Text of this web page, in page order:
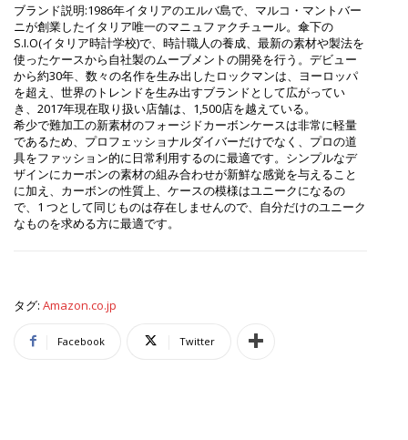
ブランド説明:1986年イタリアのエルバ島で、マルコ・マントバー
ニが創業したイタリア唯一のマニュファクチュール。傘下の
S.I.O(イタリア時計学校)で、時計職人の養成、最新の素材や製法を
使ったケースから自社製のムーブメントの開発を行う。デビュー
から約30年、数々の名作を生み出したロックマンは、ヨーロッパ
を超え、世界のトレンドを生み出すブランドとして広がってい
き、2017年現在取り扱い店舗は、1,500店を越えている。
希少で難加工の新素材のフォージドカーボンケースは非常に軽量
であるため、プロフェッショナルダイバーだけでなく、プロの道
具をファッション的に日常利用するのに最適です。シンプルなデ
ザインにカーボンの素材の組み合わせが新鮮な感覚を与えること
に加え、カーボンの性質上、ケースの模様はユニークになるの
で、1 つとして同じものは存在しませんので、自分だけのユニーク
なものを求める方に最適です。
タグ: Amazon.co.jp
Facebook Twitter